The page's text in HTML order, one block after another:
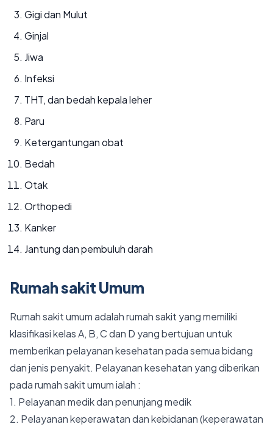
Gigi dan Mulut
Ginjal
Jiwa
Infeksi
THT, dan bedah kepala leher
Paru
Ketergantungan obat
Bedah
Otak
Orthopedi
Kanker
Jantung dan pembuluh darah
Rumah sakit Umum
Rumah sakit umum adalah rumah sakit yang memiliki
klasifikasi kelas A, B, C dan D yang bertujuan untuk
memberikan pelayanan kesehatan pada semua bidang
dan jenis penyakit. Pelayanan kesehatan yang diberikan
pada rumah sakit umum ialah :
1. Pelayanan medik dan penunjang medik
2. Pelayanan keperawatan dan kebidanan (keperawatan